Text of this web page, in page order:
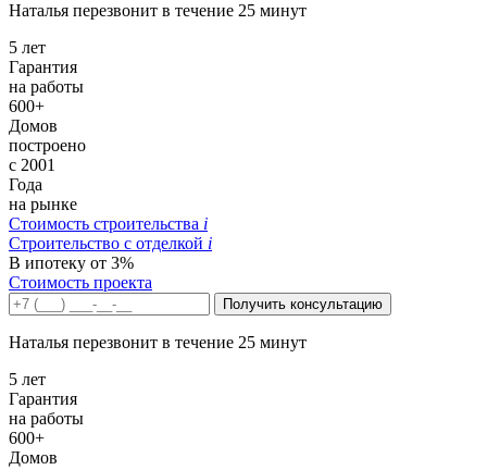
Наталья перезвонит в течение 25 минут
5 лет
Гарантия
на работы
600+
Домов
построено
с 2001
Года
на рынке
Стоимость строительства i
Строительство c отделкой i
В ипотеку от 3%
Стоимость проекта
Получить консультацию
Наталья перезвонит в течение 25 минут
5 лет
Гарантия
на работы
600+
Домов